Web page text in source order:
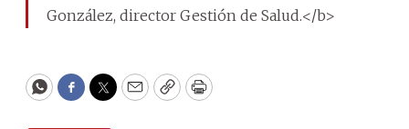
González, director Gestión de Salud.</b>
WhatsApp
Facebook
Twitter
EmailCopyPrint